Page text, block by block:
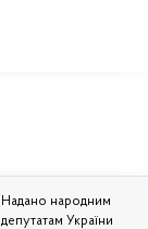
Надано народним
депутатам України